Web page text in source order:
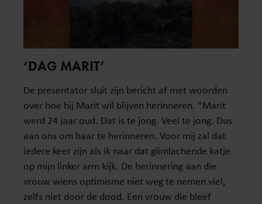
‘DAG MARIT’
De presentator sluit zijn bericht af met woorden
over hoe hij Marit wil blijven herinneren. “Marit
werd 24 jaar oud. Dat is te jong. Veel te jong. Dus
aan ons om haar te herinneren. Voor mij zal dat
iedere keer zijn als ik naar dat glimlachende katje
op mijn linker arm kijk. De herinnering aan die
vrouw wiens optimisme niet weg te nemen viel,
zelfs niet door de dood. Een vrouw die bleef